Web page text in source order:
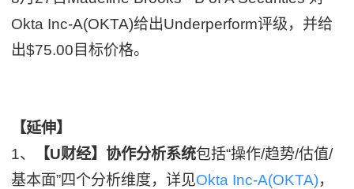
Okta Inc-A(OKTA)给出Underperform评级，并给
出$75.00目标价格。
【延伸】
1、
【U财经】协作分析系统包括“操作/趋势/估值/
基本面”四个分析维度，详见Okta Inc-A(OKTA)，